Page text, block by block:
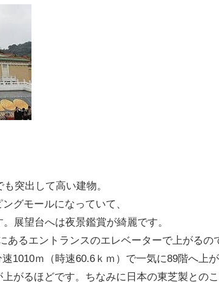
突出して高い建物。
グモールになっていて、
展望台へは夜景鑑賞が綺麗です。
あるエントランスのエレベーターで上がるの
1010ｍ（時速60.6ｋｍ）で一気に89階へ上が
がるほどです。ちなみに日本の東芝製とのこ